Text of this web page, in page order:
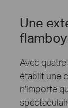
Une
Avec
établit une
n'importe